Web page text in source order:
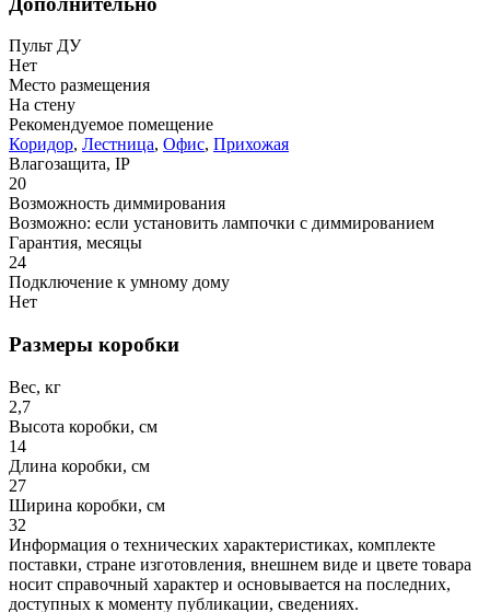
Пульт ДУ
Нет
Место размещения
На стену
Рекомендуемое помещение
Коридор, Лестница, Офис, Прихожая
Влагозащита, IP
20
Возможность диммирования
Возможно: если установить лампочки с диммированием
Гарантия, месяцы
24
Подключение к умному дому
Нет
Размеры коробки
Вес, кг
2,7
Высота коробки, см
14
Длина коробки, см
27
Ширина коробки, см
32
Информация о технических характеристиках, комплекте
поставки, стране изготовления, внешнем виде и цвете товара
носит справочный характер и основывается на последних,
доступных к моменту публикации, сведениях.